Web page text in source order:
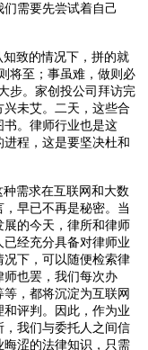
们需要先尝试着自己
致的情况下，拼的就
将至；事虽难，做则必
步。家创投公司拜访完
未艾。二天，这些合
。律师行业也是这
程，这是要坚决杜和
需求在互联网和大数
早已不再是秘密。当
的今天，律所和律师
经充分具备对律师业
下，可以随便检索律
师也罢，我们每次办
，都将沉淀为互联网
和评判。因此，作为业
，我们与委托人之间信
涩的法律知识，只需